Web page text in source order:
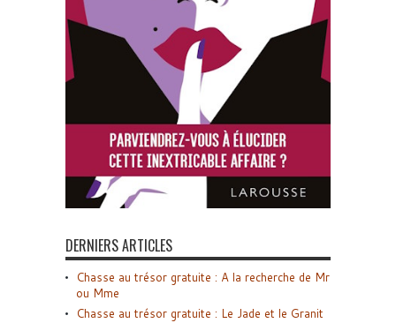
DERNIERS ARTICLES
Chasse au trésor gratuite : A la recherche de Mr
ou Mme
Chasse au trésor gratuite : Le Jade et le Granit